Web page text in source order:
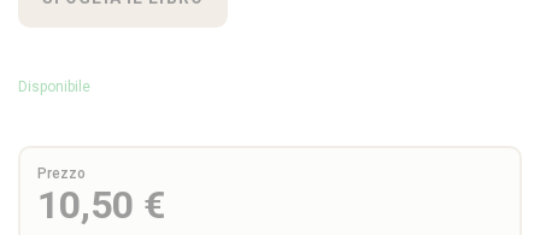
Prezzo
10,50 €